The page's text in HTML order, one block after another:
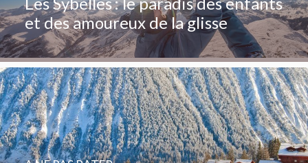
et des amoureux de la glisse